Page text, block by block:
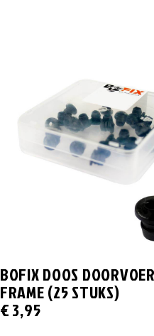
BOFIX DOOS
FRAME (25 STUKS)
€3,95